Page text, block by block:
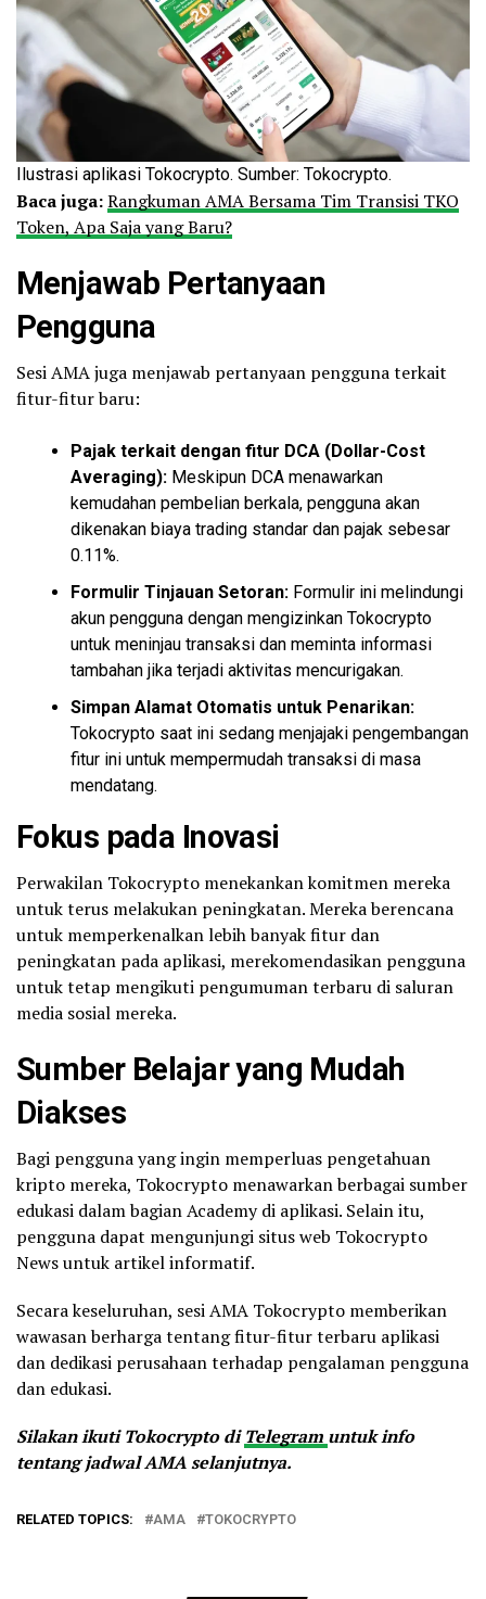
Ilustrasi aplikasi Tokocrypto. Sumber: Tokocrypto.
Baca juga:Rangkuman AMA Bersama Tim Transisi TKO
Token, Apa Saja yang Baru?
Menjawab Pertanyaan
Pengguna
Sesi AMA juga menjawab pertanyaan pengguna terkait
fitur-fitur baru:
Pajak terkait dengan fitur DCA (Dollar-Cost
Averaging): Meskipun DCA menawarkan
kemudahan pembelian berkala, pengguna akan
dikenakan biaya trading standar dan pajak sebesar
0.11%.
Formulir Tinjauan Setoran: Formulir ini melindungi
akun pengguna dengan mengizinkan Tokocrypto
untuk meninjau transaksi dan meminta informasi
tambahan jika terjadi aktivitas mencurigakan.
Simpan Alamat Otomatis untuk Penarikan:
Tokocrypto saat ini sedang menjajaki pengembangan
fitur ini untuk mempermudah transaksi di masa
mendatang.
Fokus pada Inovasi
Perwakilan Tokocrypto menekankan komitmen mereka
untuk terus melakukan peningkatan. Mereka berencana
untuk memperkenalkan lebih banyak fitur dan
peningkatan pada aplikasi, merekomendasikan pengguna
untuk tetap mengikuti pengumuman terbaru di saluran
media sosial mereka.
Sumber Belajar yang Mudah
Diakses
Bagi pengguna yang ingin memperluas pengetahuan
kripto mereka, Tokocrypto menawarkan berbagai sumber
edukasi dalam bagian Academy di aplikasi. Selain itu,
pengguna dapat mengunjungi situs web Tokocrypto
News untuk artikel informatif.
Secara keseluruhan, sesi AMA Tokocrypto memberikan
wawasan berharga tentang fitur-fitur terbaru aplikasi
dan dedikasi perusahaan terhadap pengalaman pengguna
dan edukasi.
Silakan ikuti Tokocrypto diTelegram untuk info
tentang jadwal AMA selanjutnya.
RELATED TOPICS: AMA TOKOCRYPTO